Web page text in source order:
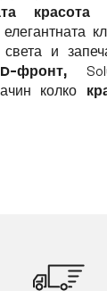
и
фронт,
колко